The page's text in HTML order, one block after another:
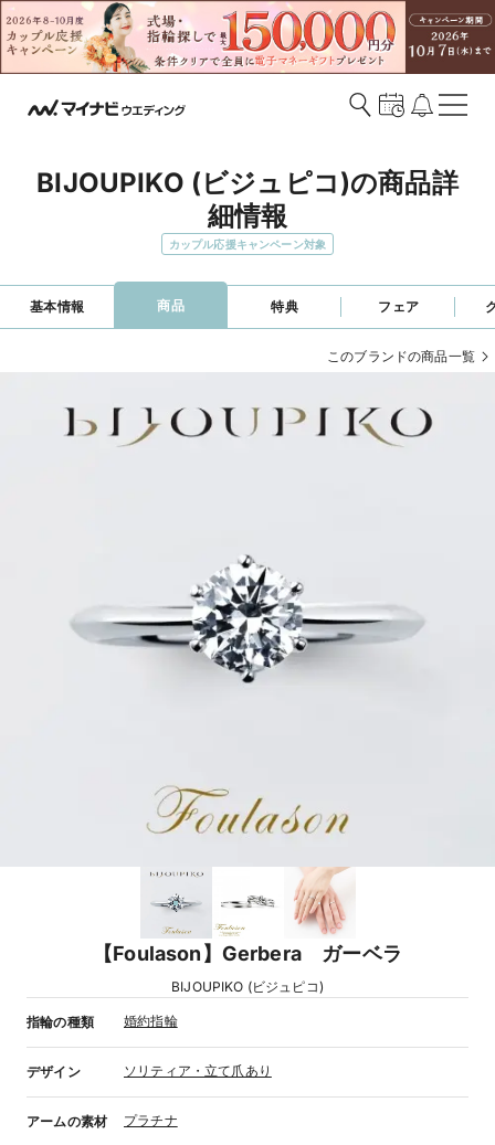
BIJOUPIKO (ビジュピコ)の商品詳
細情報
カップル応援キャンペーン対象
基本情報 商品 特典 フェア
このブランドの商品一覧
【Foulason】Gerbera ガーベラ
BIJOUPIKO (ビジュピコ)
指輪の種類 婚約指輪
デザイン ソリティア・立て爪あり
アームの素材 プラチナ